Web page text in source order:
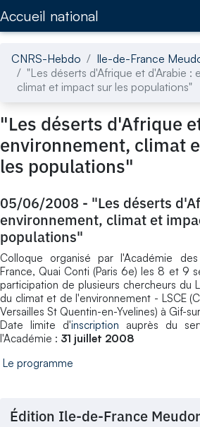
Accueil national
CNRS-Hebdo Ile-de-France
"Les déserts d'Afrique et d'Arabie :
climat et impact sur les populations"
"Les déserts d'Afrique
environnement, climat
les populations"
05/06/2008 - "Les déserts
environnement, climat et
populations"
Colloque organisé par l'Académie
France, Quai Conti (Paris 6e) les 8 et 9
participation de plusieurs chercheurs du
du climat et de l'environnement - LSCE
Versailles St Quentin-en-Yvelines) à Gif-
Date limite d'inscription auprès du
l'Académie : 31 juillet 2008
Le programme
Édition Ile-de-France